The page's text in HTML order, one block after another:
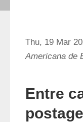
Thu, 19 Mar
Americana de
Entre